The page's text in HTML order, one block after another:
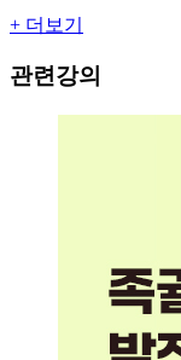
+ 더보기
관련강의